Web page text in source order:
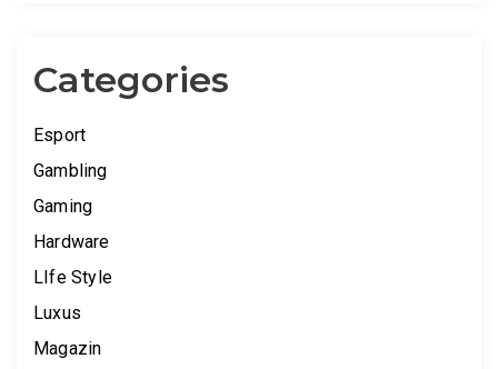
Categories
Esport
Gambling
Gaming
Hardware
LIfe Style
Luxus
Magazin